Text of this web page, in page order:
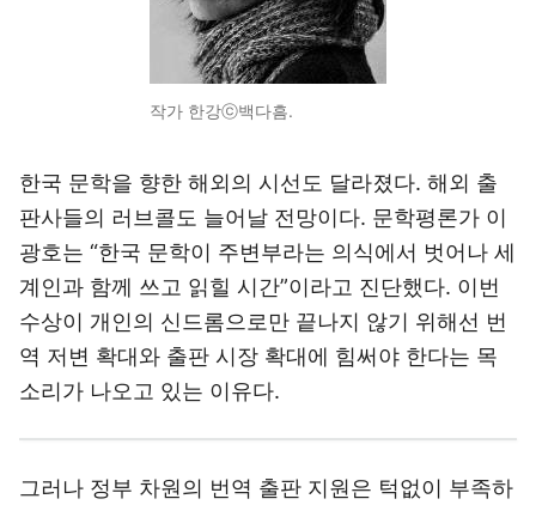
작가 한강ⓒ백다흠.
한국 문학을 향한 해외의 시선도 달라졌다. 해외 출
판사들의 러브콜도 늘어날 전망이다. 문학평론가 이
광호는 “한국 문학이 주변부라는 의식에서 벗어나 세
계인과 함께 쓰고 읽힐 시간”이라고 진단했다. 이번
수상이 개인의 신드롬으로만 끝나지 않기 위해선 번
역 저변 확대와 출판 시장 확대에 힘써야 한다는 목
소리가 나오고 있는 이유다.
그러나 정부 차원의 번역 출판 지원은 턱없이 부족하